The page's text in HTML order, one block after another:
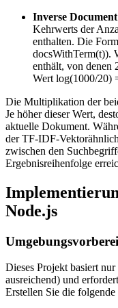
Inverse
Kehrwerts der
enthalten. Die
docsWithTerm(t)).
enthält, von denen
Wert log(1000/20)
Die Multiplikation der
Je höher dieser Wert,
aktuelle Dokument.
der TF-IDF-
zwischen den
Ergebnisreihenfolge
Node.js
Dieses Projekt basiert
ausreichend) und
Erstellen Sie die